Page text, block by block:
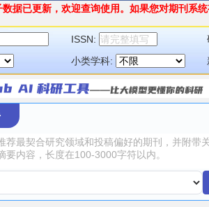
据已更新，欢迎查询使用。 如果您对期刊系
ISSN:
小类学科: